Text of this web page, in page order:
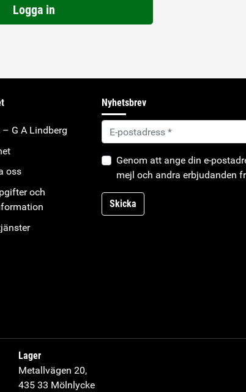
Logga in
– G A Lindberg
oss
och
Nyhetsbrev
Genom att ange din e-
mejl och andra erbjudanden
Skicka
Lager
Metallvägen 20,
435 33 Mölnlycke